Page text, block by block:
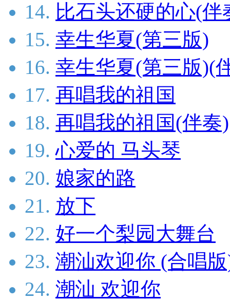
14. 比石头还硬的心(伴
15. 幸生华夏(第三版)
16. 幸生华夏(第三版)(
17. 再唱我的祖国
18. 再唱我的祖国(伴奏)
19. 心爱的 马头琴
20. 娘家的路
21. 放下
22. 好一个梨园大舞台
23. 潮汕欢迎你 (合唱
24. 潮汕 欢迎你